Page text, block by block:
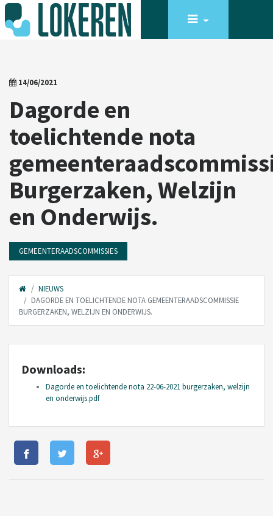
14/06/2021
Dagorde en
toelichtende nota
Burgerzaken, Welzijn
en Onderwijs.
GEMEENTERAADSCOMMISSIES
NIEUWS
DAGORDE EN TOELICHTENDE NOTA GEMEENTERAADSCOMMISSIE
BURGERZAKEN, WELZIJN EN ONDERWIJS.
Downloads:
Dagorde en toelichtende nota 22-06-2021 burgerzaken, welzijn
en onderwijs.pdf